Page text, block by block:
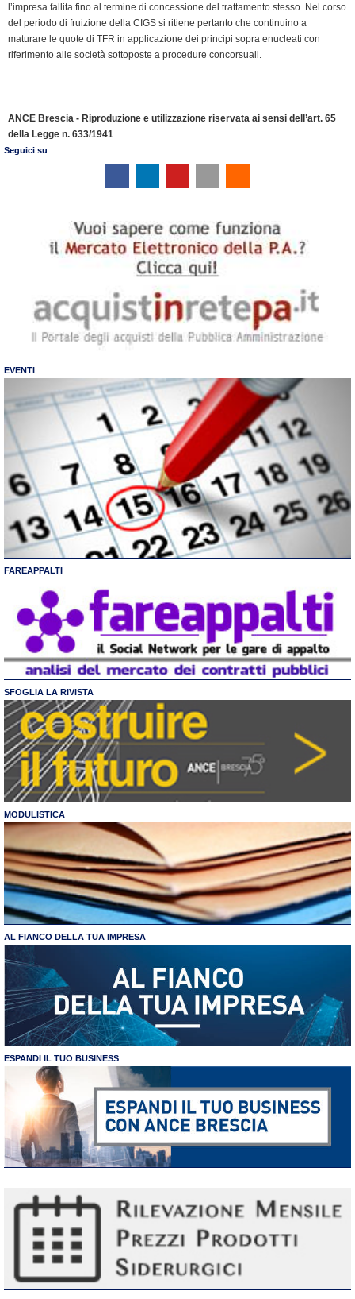
l’impresa fallita fino al termine di concessione del trattamento stesso. Nel corso
del periodo di fruizione della CIGS si ritiene pertanto che continuino a
maturare le quote di TFR in applicazione dei principi sopra enucleati con
riferimento alle società sottoposte a procedure concorsuali.
ANCE Brescia - Riproduzione e utilizzazione riservata ai sensi dell’art. 65
della Legge n. 633/1941
Seguici su
EVENTI
FAREAPPALTI
SFOGLIA LA RIVISTA
MODULISTICA
AL FIANCO DELLA TUA IMPRESA
ESPANDI IL TUO BUSINESS